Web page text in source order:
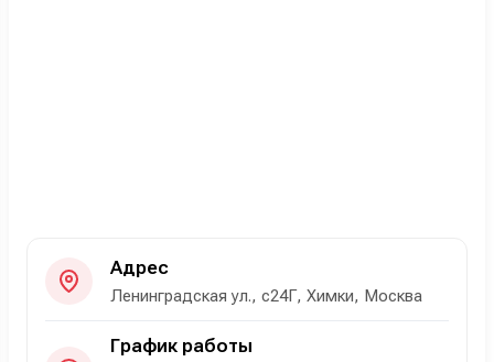
Адрес
Ленинградская ул., с24Г, Химки, Москва
График работы